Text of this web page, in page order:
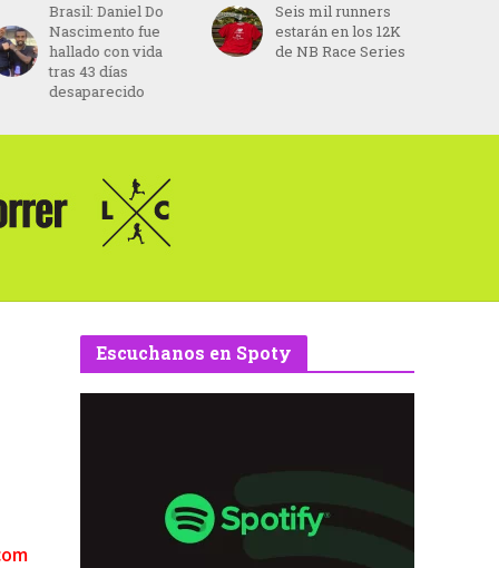
Brasil: Daniel Do
Nascimento fue
hallado con vida
tras 43 días
desaparecido
Seis mil runners
estarán en los 12K
de NB Race Series
Escuchanos en Spoty